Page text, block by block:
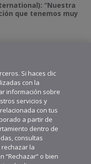
“Nuestra
que tenemos muy
Si haces clic
con la
información sobre
servicios y
con tus
a partir de
dentro de
consultas
la
“Rechazar” o bien